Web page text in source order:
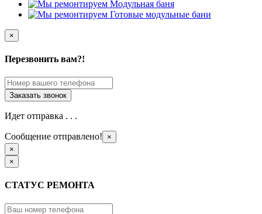
×
Перезвонить вам?!
Идет отправка . . .
Сообщение отправлено!
×
×
×
СТАТУС РЕМОНТА